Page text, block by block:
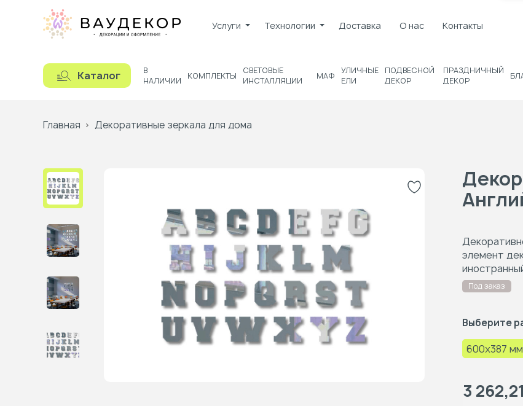
Услуги Технологии Доставка О нас Контакты
Каталог
В
НАЛИЧИИ
КОМПЛЕКТЫ
СВЕТОВЫЕ
ИНСТАЛЛЯЦИИ
МАФ
УЛИЧНЫЕ
ЕЛИ
ПОДВЕСНОЙ
ДЕКОР
ПРАЗДНИЧНЫЙ
ДЕКОР
Главная Декоративные зеркала для дома
элемент
Под заказ
Выберите
600x387 мм
3 262,21